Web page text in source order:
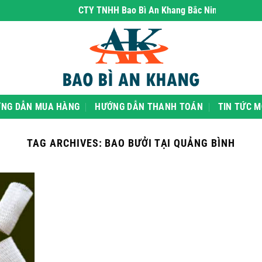
CTY TNHH Bao Bì An Khang Bắc Ninh- chuyên
DẪN MUA HÀNG HƯỚNG DẪN THANH TOÁN TIN TỨC
TAG ARCHIVES: BAO BƯỞI TẠI QUẢNG BÌNH